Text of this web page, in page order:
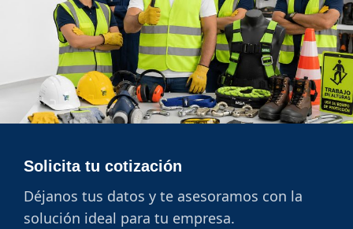
Solicita tu cotización
Déjanos tus datos y te asesoramos con la
solución ideal para tu empresa.